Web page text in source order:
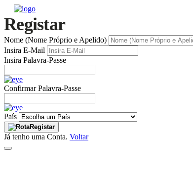
Registar
Nome (Nome Próprio e Apelido)
Insira E-Mail
Insira Palavra-Passe
Confirmar Palavra-Passe
País
Registar
Já tenho uma Conta. Voltar